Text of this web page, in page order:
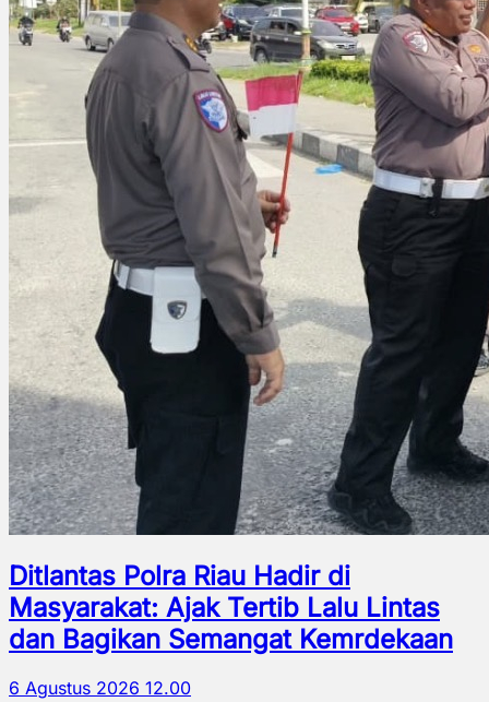
Ditlantas Polra Riau Hadir di
Masyarakat: Ajak Tertib Lalu Lintas
dan Bagikan Semangat Kemrdekaan
6 Agustus 2026 12.00